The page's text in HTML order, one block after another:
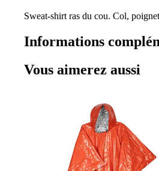
Sweat-shirt ras du cou. Col,
Informations
Vous aimerez aussi